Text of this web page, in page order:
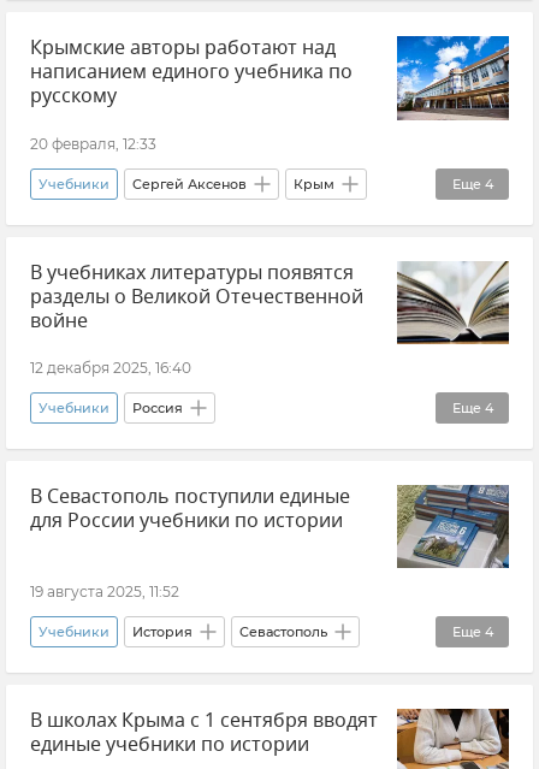
Минпросвещения РФ Новости
Общество
Крымские авторы работают над
написанием единого учебника по
русскому
20 февраля, 12:33
Еще 4
Учебники Сергей Аксенов Крым
Образование в Крыму и Севастополе
Образование в России
КФУ (Крымский федеральный университет)
Новости Крыма
В учебниках литературы появятся
разделы о Великой Отечественной
войне
12 декабря 2025, 16:40
Еще 4
Учебники Россия
Великая Отечественная война Новости
Образование в России Школа
В Севастополь поступили единые
для России учебники по истории
19 августа 2025, 11:52
Еще 4
Учебники История Севастополь
Образование в Крыму и Севастополе
Михаил Развожаев Новости Севастополя
В школах Крыма с 1 сентября вводят
единые учебники по истории